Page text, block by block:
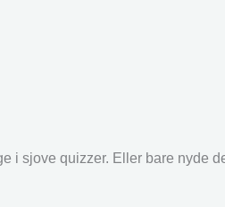
i sjove quizzer. Eller bare nyde